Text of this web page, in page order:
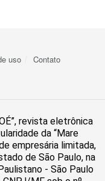
uso Contato
revista eletrônica
da “Mare
empresária limitada,
de São Paulo, na
- São Paulo